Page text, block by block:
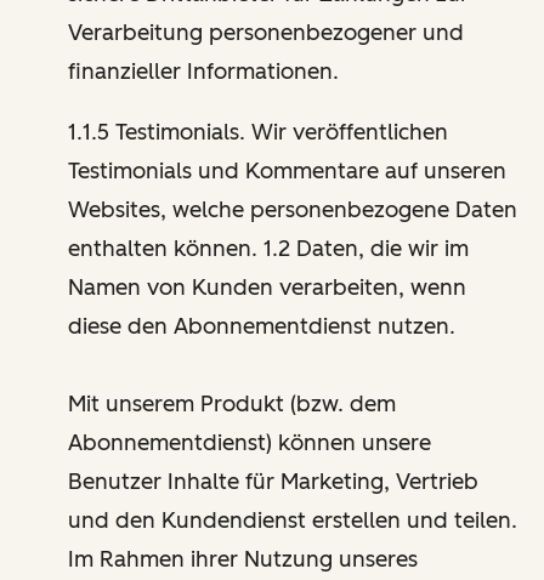
Verarbeitung personenbezogener und
finanzieller Informationen.
1.1.5 Testimonials. Wir veröffentlichen
Testimonials und Kommentare auf unseren
Websites, welche personenbezogene Daten
enthalten können. 1.2 Daten, die wir im
Namen von Kunden verarbeiten, wenn
diese den Abonnementdienst nutzen.
Mit unserem Produkt (bzw. dem
Abonnementdienst) können unsere
Benutzer Inhalte für Marketing, Vertrieb
und den Kundendienst erstellen und teilen.
Im Rahmen ihrer Nutzung unseres